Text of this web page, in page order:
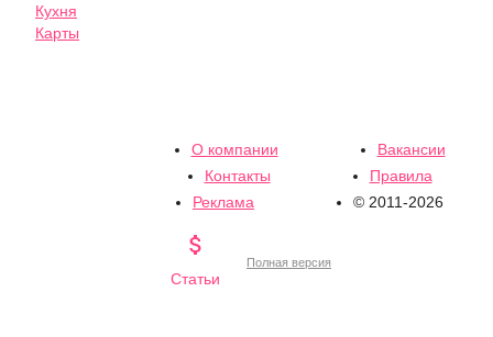
Кухня
Карты
О компании
Вакансии
Контакты
Правила
Реклама
© 2011-2026

Статьи
Полная версия